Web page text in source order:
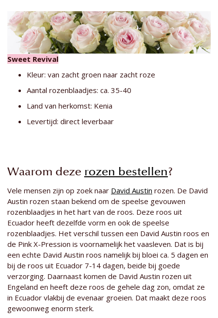
Sweet Revival
Kleur: van zacht groen naar zacht roze
Aantal rozenblaadjes: ca. 35-40
Land van herkomst: Kenia
Levertijd: direct leverbaar
Waarom deze rozen bestellen?
Vele mensen zijn op zoek naar David Austin rozen. De David
Austin rozen staan bekend om de speelse gevouwen
rozenblaadjes in het hart van de roos. Deze roos uit
Ecuador heeft dezelfde vorm en ook de speelse
rozenblaadjes. Het verschil tussen een David Austin roos en
de Pink X-Pression is voornamelijk het vaasleven. Dat is bij
een echte David Austin roos namelijk bij bloei ca. 5 dagen en
bij de roos uit Ecuador 7-14 dagen, beide bij goede
verzorging. Daarnaast komen de David Austin rozen uit
Engeland en heeft deze roos de gehele dag zon, omdat ze
in Ecuador vlakbij de evenaar groeien. Dat maakt deze roos
gewoonweg enorm sterk.